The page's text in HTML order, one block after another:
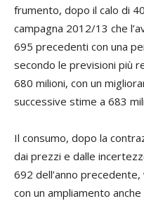
frumento, dopo il calo di
campagna 2012/13 che
695 precedenti con una
secondo le previsioni più
680 milioni, con un
successive stime a 683
Il consumo, dopo la
dai prezzi e dalle
692 dell’anno
con un ampliamento